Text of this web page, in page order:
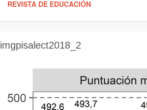
REVISTA DE EDUCACIÓN
imgpisalect2018_2